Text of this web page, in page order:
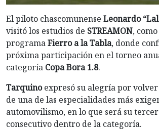
El piloto chascomunense Leonardo
visitó los estudios de STREAMON,
programaFierro a la Tabla, donde
próxima participación en el torneo
categoría Copa Bora 1.8.
Tarquinoexpresó su alegría por
de una de las especialidades más
automovilismo, en lo que será su
consecutivo dentro de la categoría.